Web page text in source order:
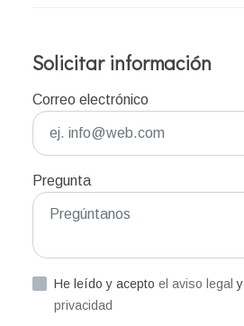
Solicitar información
Correo electrónico
Pregunta
He leído y acepto el aviso legaly
privacidad